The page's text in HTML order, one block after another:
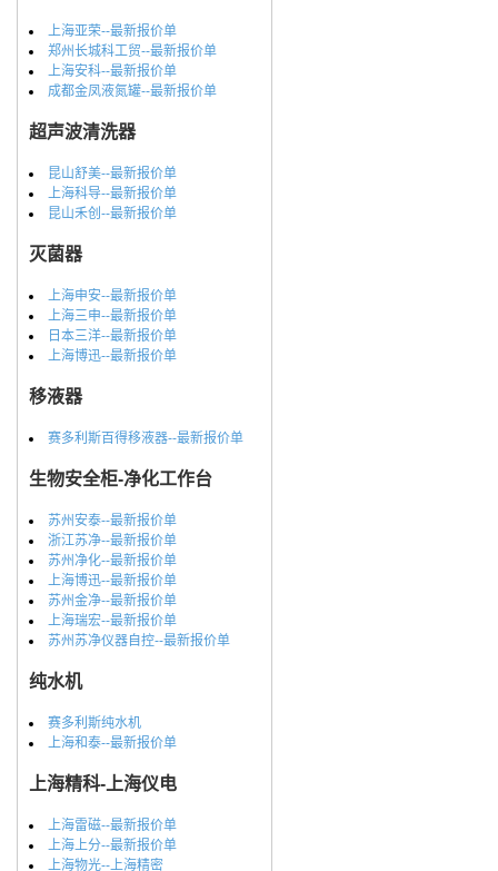
上海亚荣--最新报价单
郑州长城科工贸--最新报价单
上海安科--最新报价单
成都金凤液氮罐--最新报价单
超声波清洗器
昆山舒美--最新报价单
上海科导--最新报价单
昆山禾创--最新报价单
灭菌器
上海申安--最新报价单
上海三申--最新报价单
日本三洋--最新报价单
上海博迅--最新报价单
移液器
赛多利斯百得移液器--最新报价单
生物安全柜-净化工作台
苏州安泰--最新报价单
浙江苏净--最新报价单
苏州净化--最新报价单
上海博迅--最新报价单
苏州金净--最新报价单
上海瑞宏--最新报价单
苏州苏净仪器自控--最新报价单
纯水机
赛多利斯纯水机
上海和泰--最新报价单
上海精科-上海仪电
上海雷磁--最新报价单
上海上分--最新报价单
上海物光--上海精密